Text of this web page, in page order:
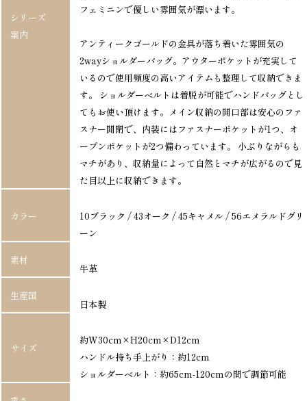
シリーズ
案内
フェミニンで優しい雰囲気が漂います。
アンティークゴールドの金具が落ち着いた雰囲気の
2wayショルダーバッグ。アウターポケットが充実して
いるので使用頻度の高いアイテムも整理して収納できま
す。 ショルダーベルトは着脱が可能でハンドバッグとし
てもお使い頂けます。メイン収納の開口部は安心のファ
スナー開閉で、内装にはファスナーポケットが1つ、オ
ープンポケットが2つ備わっています。 小ぶりながらも
マチがあり、収納量によって自然とマチが広がるので見
た目以上に収納できます。
カラー
10ブラック / 43オーク / 45キャメル / 56エメラルドグリ
ーン
素材
牛革
生産国
日本製
サイズ
約W30cm×H20cm×D12cm
ハンドル持ち手上がり：約12cm
ショルダーベルト：約65cm-120cmの間で調節可能